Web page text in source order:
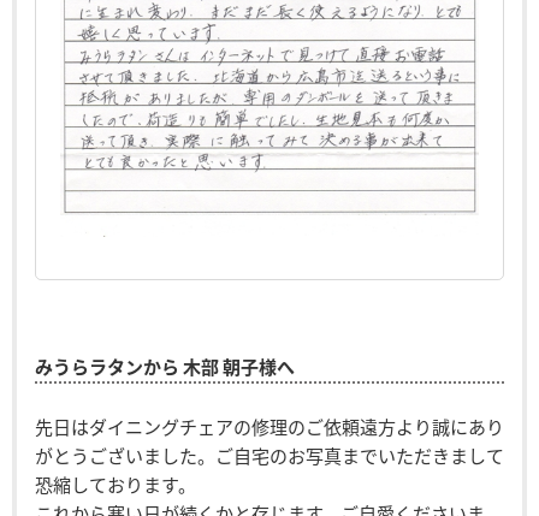
みうらラタンから 木部 朝子様へ
先日はダイニングチェアの修理のご依頼遠方より誠にあり
がとうございました。ご自宅のお写真までいただきまして
恐縮しております。